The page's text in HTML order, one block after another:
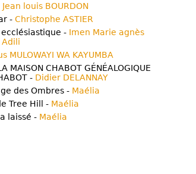
Jean louis BOURDON
- Christophe ASTIER
- Imen Marie agnès
Adili
MULOWAYI WA KAYUMBA
MAISON CHABOT GÉNÉALOGIQUE
- Didier DELANNAY
des Ombres - Maélia
Tree Hill - Maélia
laissé - Maélia